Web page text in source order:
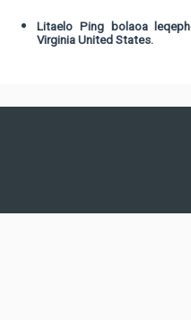
Litaelo Ping bolaoa
Virginia United States.